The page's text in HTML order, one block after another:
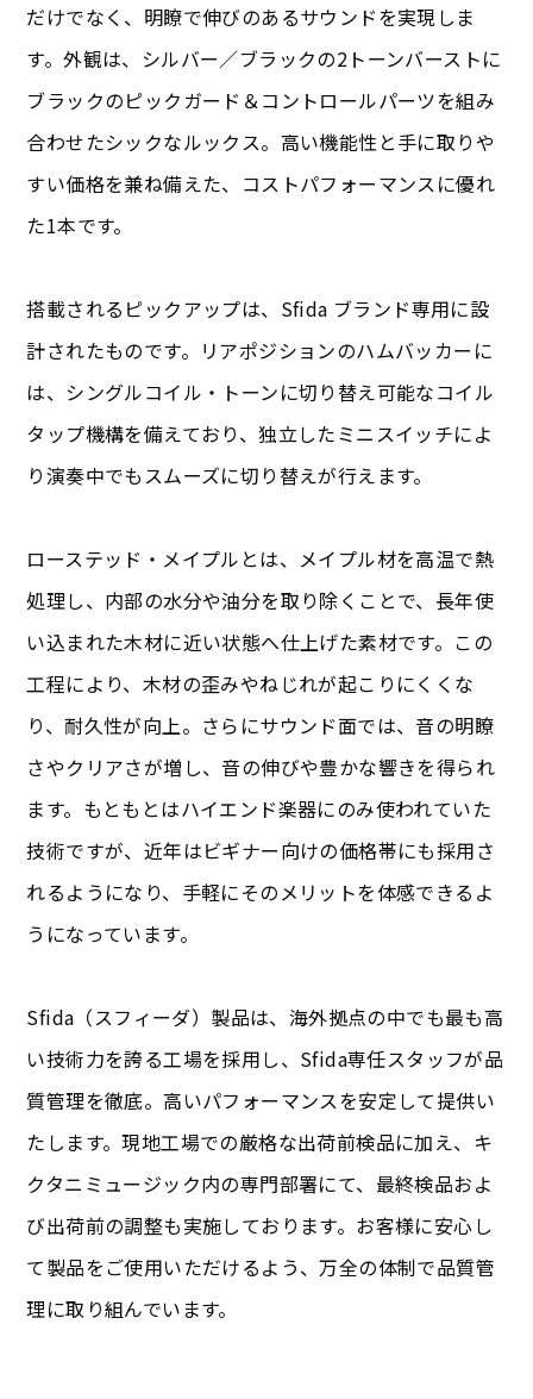
だけでなく、明瞭で伸びのあるサウンドを実現しま
す。外観は、シルバー／ブラックの2トーンバーストに
ブラックのピックガード＆コントロールパーツを組み
合わせたシックなルックス。高い機能性と手に取りや
すい価格を兼ね備えた、コストパフォーマンスに優れ
た1本です。
搭載されるピックアップは、Sfida ブランド専用に設
計されたものです。リアポジションのハムバッカーに
は、シングルコイル・トーンに切り替え可能なコイル
タップ機構を備えており、独立したミニスイッチによ
り演奏中でもスムーズに切り替えが行えます。
ローステッド・メイプルとは、メイプル材を高温で熱
処理し、内部の水分や油分を取り除くことで、長年使
い込まれた木材に近い状態へ仕上げた素材です。この
工程により、木材の歪みやねじれが起こりにくくな
り、耐久性が向上。さらにサウンド面では、音の明瞭
さやクリアさが増し、音の伸びや豊かな響きを得られ
ます。もともとはハイエンド楽器にのみ使われていた
技術ですが、近年はビギナー向けの価格帯にも採用さ
れるようになり、手軽にそのメリットを体感できるよ
うになっています。
Sfida（スフィーダ）製品は、海外拠点の中でも最も高
い技術力を誇る工場を採用し、Sfida専任スタッフが品
質管理を徹底。高いパフォーマンスを安定して提供い
たします。現地工場での厳格な出荷前検品に加え、キ
クタニミュージック内の専門部署にて、最終検品およ
び出荷前の調整も実施しております。お客様に安心し
て製品をご使用いただけるよう、万全の体制で品質管
理に取り組んでいます。